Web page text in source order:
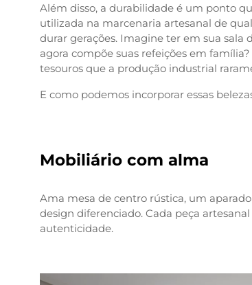
Além disso, a durabilidade é um ponto
utilizada na marcenaria artesanal de
durar gerações. Imagine ter em sua sala
agora compõe suas refeições em
tesouros que a produção industrial
E como podemos incorporar essas
Mobiliário com alma
Ama mesa de centro rústica, um
design diferenciado. Cada peça
autenticidade.